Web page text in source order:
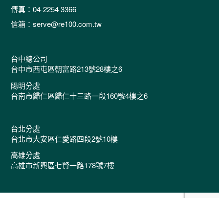
傳真：04-2254 3366
信箱：serve@re100.com.tw
台中總公司
台中市西屯區朝富路213號28樓之6
陽明分處
台南市歸仁區歸仁十三路一段160號4樓之6
台北分處
台北市大安區仁愛路四段2號10樓
高雄分處
高雄市新興區七賢一路178號7樓